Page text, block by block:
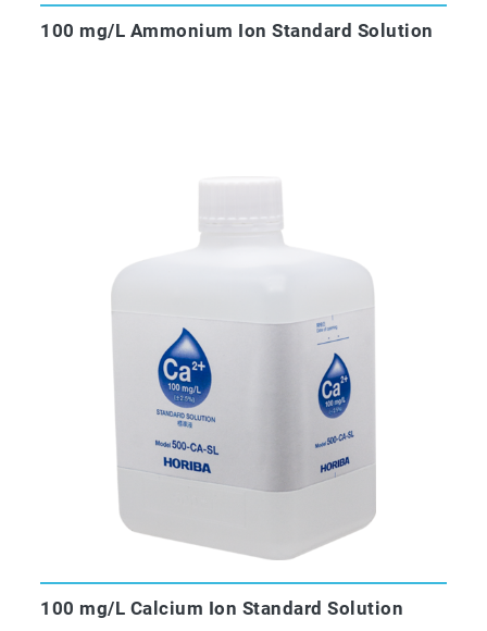
100 mg/L Ammonium Ion Standard Solution
100 mg/L Calcium Ion Standard Solution